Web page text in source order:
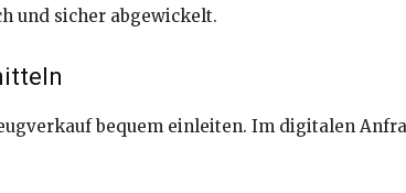
und sicher abgewickelt.
bequem einleiten. Im digitalen